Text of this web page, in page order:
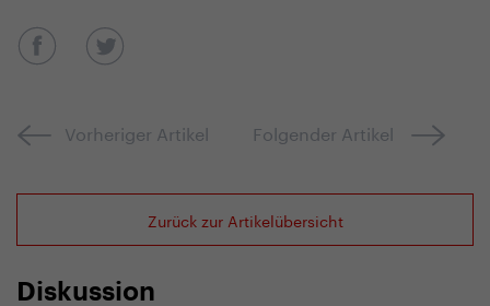
Vorheriger Artikel Folgender Artikel
Zurück zur Artikelübersicht
Diskussion